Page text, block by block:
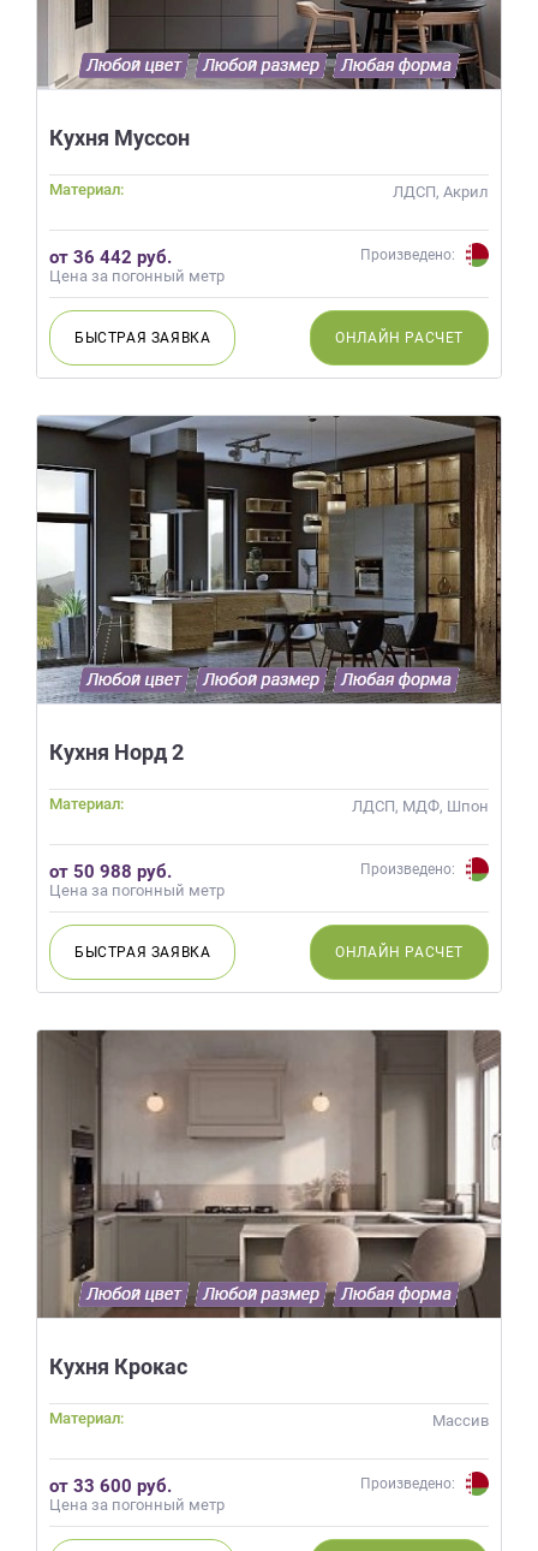
Кухня Муссон
Материал: ЛДСП, Акрил
от 36 442 руб.
Цена за погонный метр
Произведено:
БЫСТРАЯ ЗАЯВКА ОНЛАЙН РАСЧЕТ
Кухня Норд 2
Материал: ЛДСП, МДФ, Шпон
от 50 988 руб.
Цена за погонный метр
Произведено:
БЫСТРАЯ ЗАЯВКА ОНЛАЙН РАСЧЕТ
Кухня Крокас
Материал: Массив
от 33 600 руб.
Цена за погонный метр
Произведено: